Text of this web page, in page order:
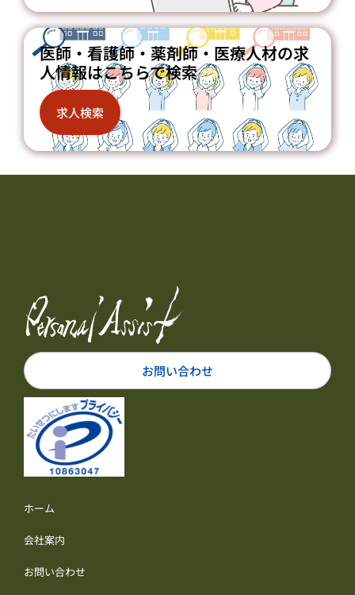
医師・看護師・薬剤師・医療人材の求
人情報はこちらで検索
求人検索
お問い合わせ
ホーム
会社案内
お問い合わせ